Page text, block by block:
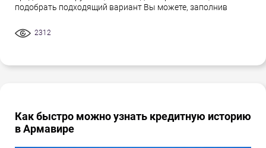
подобрать подходящий вариант Вы можете, заполнив
2312
Как быстро можно узнать кредитную историю
в Армавире